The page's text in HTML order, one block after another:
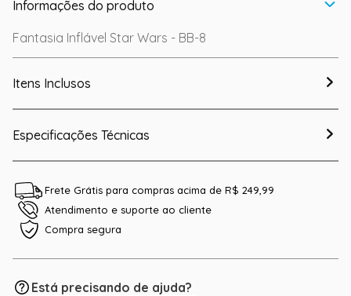
Informações do produto
Fantasia Inflável Star Wars - BB-8
Itens Inclusos
Especificações Técnicas
Frete Grátis para compras acima de R$ 249,99
Atendimento e suporte ao cliente
Compra segura
Está precisando de ajuda?